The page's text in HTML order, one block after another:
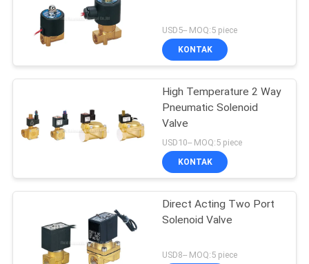
USD5-- MOQ:5 piece
KONTAK
High Temperature 2 Way
Pneumatic Solenoid
Valve
USD10-- MOQ:5 piece
KONTAK
Direct Acting Two Port
Solenoid Valve
USD8-- MOQ:5 piece